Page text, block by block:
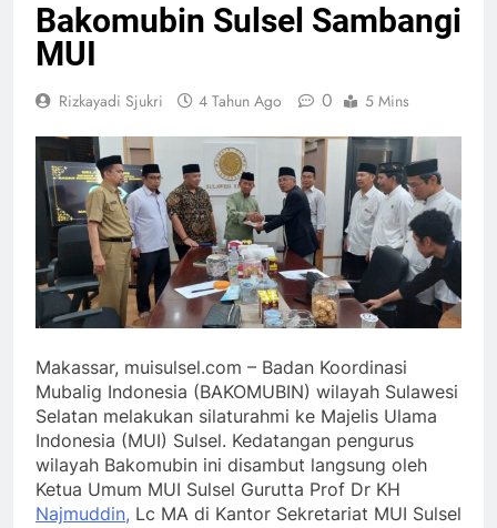
Bakomubin Sulsel Sambangi
MUI
Rizkayadi Sjukri 4 Tahun Ago 0 5 Mins
Makassar, muisulsel.com – Badan Koordinasi
Mubalig Indonesia (BAKOMUBIN) wilayah Sulawesi
Selatan melakukan silaturahmi ke Majelis Ulama
Indonesia (MUI) Sulsel. Kedatangan pengurus
wilayah Bakomubin ini disambut langsung oleh
Ketua Umum MUI Sulsel Gurutta Prof Dr KH
Najmuddin, Lc MA di Kantor Sekretariat MUI Sulsel